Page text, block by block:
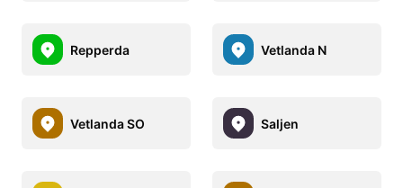
Repperda Vetlanda N
Vetlanda SO Saljen